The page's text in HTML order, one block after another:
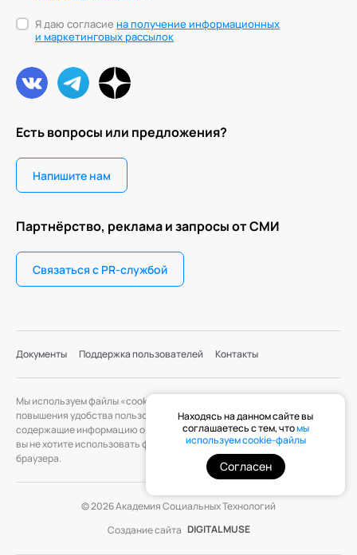
Есть вопросы или предложения?
Напишите нам
Партнёрство, реклама и запросы от СМИ
Связаться с PR-службой
Я даю согласие на получение информационных
и маркетинговых рассылок
Документы Поддержка пользователей Контакты
Мы используем файлы «cookie» с целью персонализации сервисов и
повышения удобства пользования веб-сайтом. «Cookie» — файлы,
содержащие информацию о предыдущих посещениях веб-сайта. Если
вы не хотите использовать файлы «cookie», измените настройки
браузера.
© 2026 Академия Социальных Технологий
Создание сайта DIGITAL MUSE
Находясь на данном сайте вы
соглашаетесь с тем, чтомы
используем cookie-файлы
Согласен